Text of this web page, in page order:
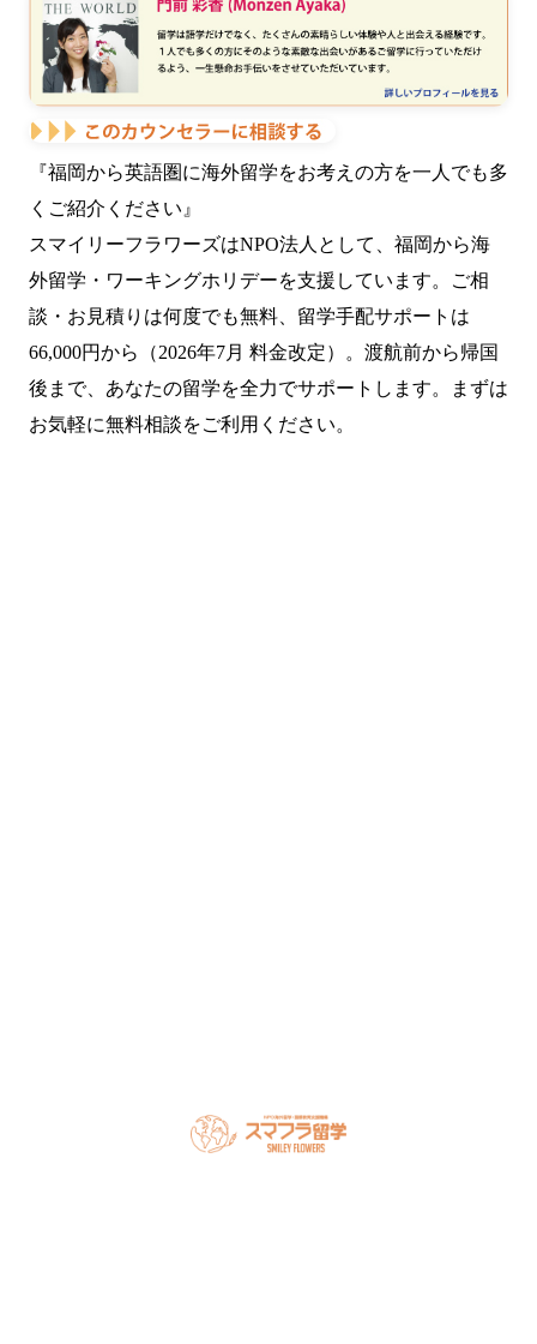
『福岡から英語圏に海外留学をお考えの方を一人でも多
くご紹介ください』
スマイリーフラワーズはNPO法人として、福岡から海
外留学・ワーキングホリデーを支援しています。ご相
談・お見積りは何度でも無料、留学手配サポートは
66,000円から（2026年7月 料金改定）。渡航前から帰国
後まで、あなたの留学を全力でサポートします。まずは
お気軽に無料相談をご利用ください。